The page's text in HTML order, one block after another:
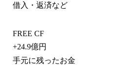
借入・返済など
FREE CF
+24.9億円
手元に残ったお金